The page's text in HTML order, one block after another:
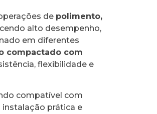
de polimento,
alto desempenho,
em diferentes
compactado com
flexibilidade e
compatível com
prática e